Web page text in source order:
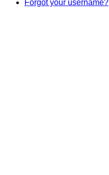
Forgot your username?